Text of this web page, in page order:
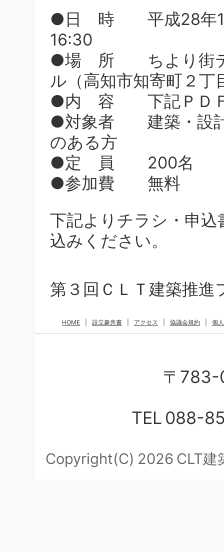
●日 時 平成28年1
16:30
●場 所 ちより街
ル（高知市知寄町２丁
●内 容 下記ＰＤＦ
●対象者 建築・設計
のある方
●定 員 200名
●参加費 無料
下記よりチラシ・申
込みください。
第３回ＣＬＴ建築推進
HOME 設立趣意書 アクセス 協議会規約 個
〒
TEL 088-
Copyright(C) 2026 CLT建